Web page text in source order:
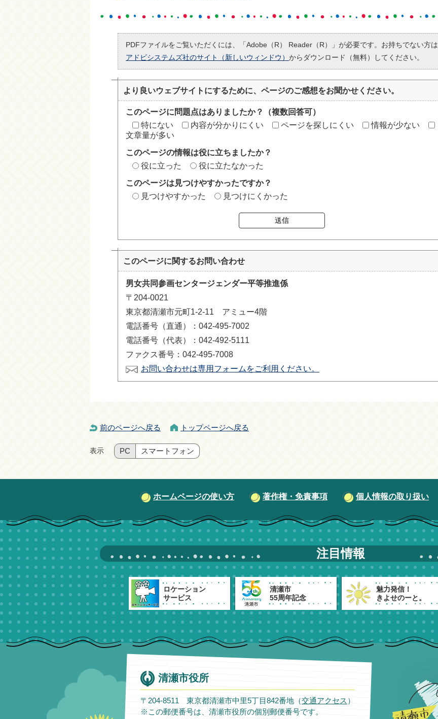
PDFファイルをご覧いただくには、「Adobe（R） Reader（R）」が必要です。お持ちでない方は
アドビシステムズ社のサイト（新しいウィンドウ） からダウンロード（無料）してください。
より良いウェブサイトにするために、ページのご感想をお聞かせください。
このページに問題点はありましたか？（複数回答可）
特にない
内容が分かりにくい ページを探しにくい
情報が少ない
文章量が多い
このページの情報は役に立ちましたか？
役に立った
役に立たなかった
このページは見つけやすかったですか？
見つけやすかった
見つけにくかった
送信
このページに関するお問い合わせ
男女共同参画センタージェンダー平等推進係
〒204-0021
東京都清瀬市元町1-2-11 アミュー4階
電話番号（直通）：042-495-7002
電話番号（代表）：042-492-5111
ファクス番号：042-495-7008
お問い合わせは専用フォームをご利用ください。
前のページへ戻る トップページへ戻る
表示 PC スマートフォン
ホームページの使い方 著作権・免責事項 個人情報の取り扱い
注目情報
ロケーション
サービス
清瀬市
55周年記念
魅力発信！
きよせのーと。
清瀬市役所
〒204-8511 東京都清瀬市中里5丁目842番地（交通アクセス ）
※この郵便番号は、清瀬市役所の個別郵便番号です。